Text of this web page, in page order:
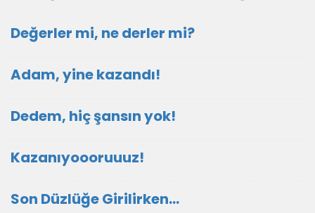
Değerler mi, ne derler mi?
Adam, yine kazandı!
Dedem, hiç şansın yok!
Kazanıyoooruuuz!
Son Düzlüğe Girilirken…